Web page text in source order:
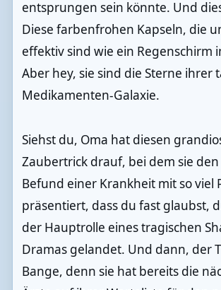
entsprungen sein könnte. Und
Diese farbenfrohen Kapseln, die
effektiv sind wie ein Regenschirm
Aber hey, sie sind die Sterne ihrer
Medikamenten-Galaxie.
Siehst du, Oma hat diesen
Zaubertrick drauf, bei dem sie
Befund einer Krankheit mit so viel
präsentiert, dass du fast glaubst,
der Hauptrolle eines tragischen
Dramas gelandet. Und dann, der
Bange, denn sie hat bereits die